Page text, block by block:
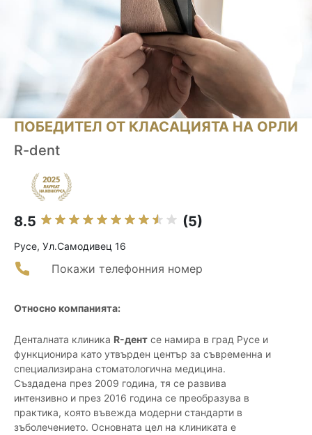
ПОБЕДИТЕЛ ОТ КЛАСАЦИЯТА НА ОРЛИ
R-dent
8.5 (5)
Русе, Ул.Самодивец 16
Покажи телефонния номер
Относно компанията:
Денталната клиника R-дент се намира в град Русе и
функционира като утвърден център за съвременна и
специализирана стоматологична медицина.
Създадена през 2009 година, тя се развива
интензивно и през 2016 година се преобразува в
практика, която въвежда модерни стандарти в
зъболечението. Основната цел на клиниката е